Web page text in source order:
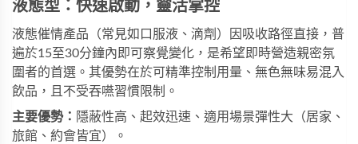
液態型：快速啟動，靈活掌控
液態催情產品（常見如口服液、滴劑）因吸收路徑直接，普
遍於15至30分鐘內即可察覺變化，是希望即時營造親密氛
圍者的首選。其優勢在於可精準控制用量、無色無味易混入
飲品，且不受吞嚥習慣限制。
主要優勢： 隱蔽性高、起效迅速、適用場景彈性大（居家、
旅館、約會皆宜）。